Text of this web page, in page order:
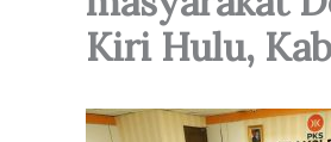
Kiri Hulu,